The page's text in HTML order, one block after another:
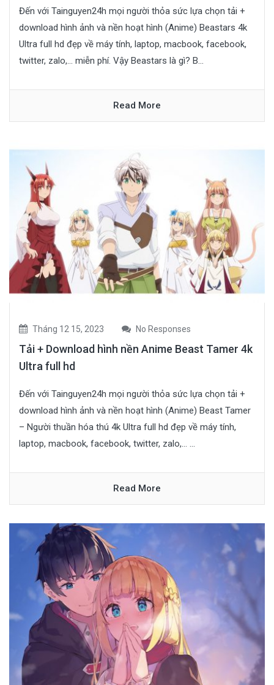
Đến với Tainguyen24h mọi người thỏa sức lựa chọn tải +
download hình ảnh và nền hoạt hình (Anime) Beastars 4k
Ultra full hd đẹp về máy tính, laptop, macbook, facebook,
twitter, zalo,… miễn phí. Vậy Beastars là gì? B...
Read More
Tháng 12 15, 2023 No Responses
Tải + Download hình nền Anime Beast Tamer 4k
Ultra full hd
Đến với Tainguyen24h mọi người thỏa sức lựa chọn tải +
download hình ảnh và nền hoạt hình (Anime) Beast Tamer
– Người thuần hóa thú 4k Ultra full hd đẹp về máy tính,
laptop, macbook, facebook, twitter, zalo,… ...
Read More